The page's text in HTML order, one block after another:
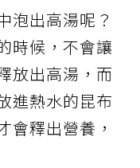
泡出高湯呢？
時候，不會讓
放出高湯，而
進熱水的昆布
會釋出營養，